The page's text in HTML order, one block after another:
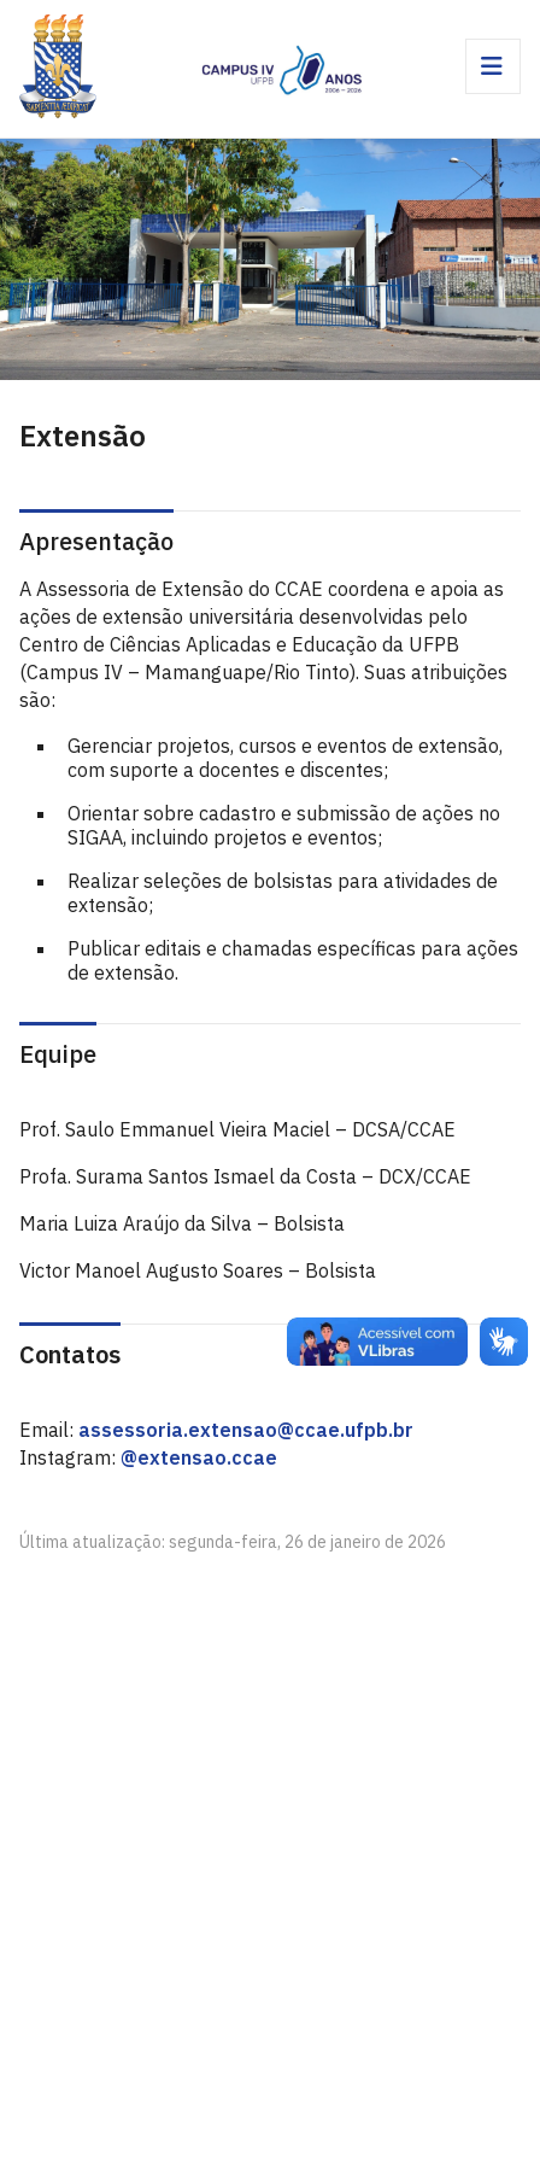
Extensão
Apresentação
A Assessoria de Extensão do CCAE coordena e apoia as
ações de extensão universitária desenvolvidas pelo
Centro de Ciências Aplicadas e Educação da UFPB
(Campus IV – Mamanguape/Rio Tinto). Suas atribuições
são:
Gerenciar projetos, cursos e eventos de extensão,
com suporte a docentes e discentes;
Orientar sobre cadastro e submissão de ações no
SIGAA, incluindo projetos e eventos;
Realizar seleções de bolsistas para atividades de
extensão;
Publicar editais e chamadas específicas para ações
de extensão.
Equipe
Prof. Saulo Emmanuel Vieira Maciel – DCSA/CCAE
Profa. Surama Santos Ismael da Costa – DCX/CCAE
Maria Luiza Araújo da Silva – Bolsista
Victor Manoel Augusto Soares – Bolsista
Contatos
Email: assessoria.extensao@ccae.ufpb.br
Instagram: @extensao.ccae
Última atualização: segunda-feira, 26 de janeiro de 2026